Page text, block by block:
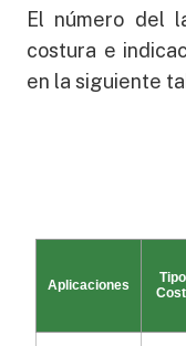
El número del
costura e
en la siguiente